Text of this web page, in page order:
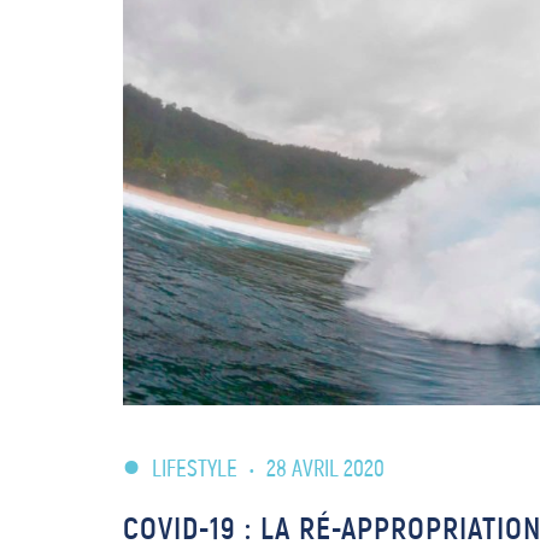
LIFESTYLE • 28 AVRIL 2020
COVID-19 : LA RÉ-